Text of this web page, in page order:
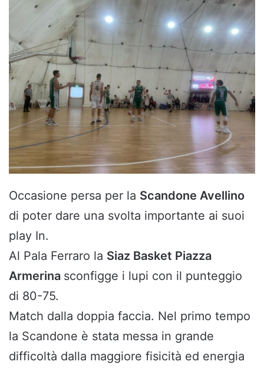
Occasione persa per la Scandone Avellino
di poter dare una svolta importante ai suoi
play In.
Al Pala Ferraro la Siaz Basket Piazza
Armerina sconfigge i lupi con il punteggio
di 80-75.
Match dalla doppia faccia. Nel primo tempo
la Scandone è stata messa in grande
difficoltà dalla maggiore fisicità ed energia